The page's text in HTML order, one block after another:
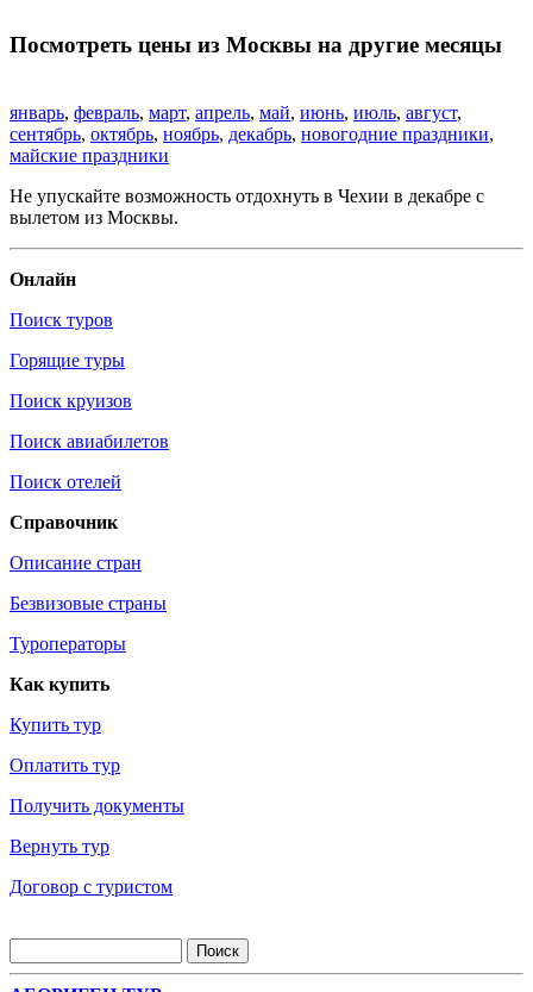
Посмотреть цены из Москвы на другие месяцы
январь, февраль, март, апрель, май, июнь, июль, август,
сентябрь, октябрь, ноябрь, декабрь, новогодние праздники,
майские праздники
Не упускайте возможность отдохнуть в Чехии в декабре с
вылетом из Москвы.
Онлайн
Поиск туров
Горящие туры
Поиск круизов
Поиск авиабилетов
Поиск отелей
Справочник
Описание стран
Безвизовые страны
Туроператоры
Как купить
Купить тур
Оплатить тур
Получить документы
Вернуть тур
Договор с туристом